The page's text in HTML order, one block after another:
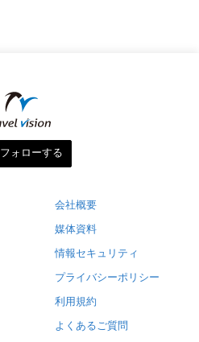
フォローする
会社概要
媒体資料
情報セキュリティ
プライバシーポリシー
利用規約
よくあるご質問